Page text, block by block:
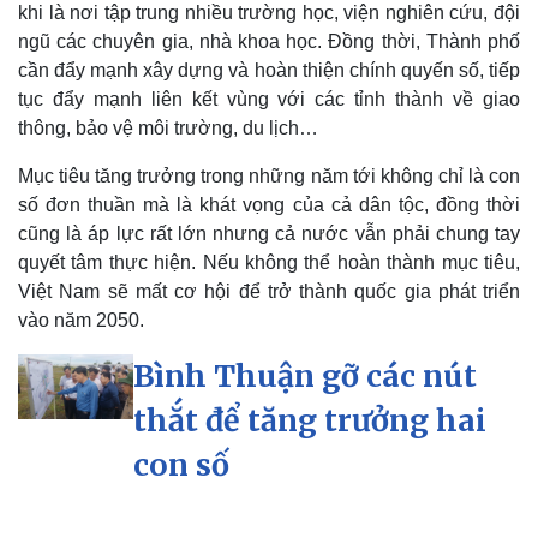
khi là nơi tập trung nhiều trường học, viện nghiên cứu, đội
ngũ các chuyên gia, nhà khoa học. Đồng thời, Thành phố
cần đẩy mạnh xây dựng và hoàn thiện chính quyến số, tiếp
tục đẩy mạnh liên kết vùng với các tỉnh thành về giao
thông, bảo vệ môi trường, du lịch…
Mục tiêu tăng trưởng trong những năm tới không chỉ là con
số đơn thuần mà là khát vọng của cả dân tộc, đồng thời
cũng là áp lực rất lớn nhưng cả nước vẫn phải chung tay
quyết tâm thực hiện. Nếu không thể hoàn thành mục tiêu,
Việt Nam sẽ mất cơ hội để trở thành quốc gia phát triển
vào năm 2050.
Bình Thuận gỡ các nút
thắt để tăng trưởng hai
con số